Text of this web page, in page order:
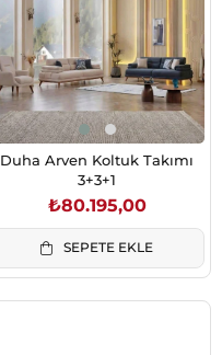
Duha Arven Koltuk Takımı
3+3+1
₺80.195,00
SEPETE EKLE